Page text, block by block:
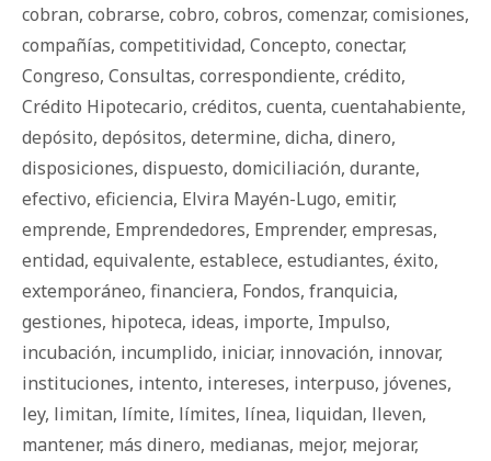
cobran, cobrarse, cobro, cobros, comenzar, comisiones,
compañías, competitividad, Concepto, conectar,
Congreso, Consultas, correspondiente, crédito,
Crédito Hipotecario, créditos, cuenta, cuentahabiente,
depósito, depósitos, determine, dicha, dinero,
disposiciones, dispuesto, domiciliación, durante,
efectivo, eficiencia, Elvira Mayén-Lugo, emitir,
emprende, Emprendedores, Emprender, empresas,
entidad, equivalente, establece, estudiantes, éxito,
extemporáneo, financiera, Fondos, franquicia,
gestiones, hipoteca, ideas, importe, Impulso,
incubación, incumplido, iniciar, innovación, innovar,
instituciones, intento, intereses, interpuso, jóvenes,
ley, limitan, límite, límites, línea, liquidan, lleven,
mantener, más dinero, medianas, mejor, mejorar,